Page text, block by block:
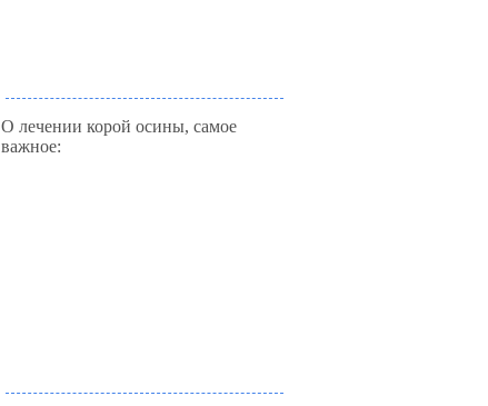
О лечении корой осины, самое
важное: